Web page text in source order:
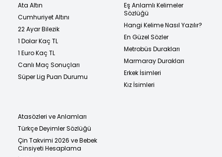
Ata Altın
Cumhuriyet Altını
22 Ayar Bilezik
1 Dolar Kaç TL
1 Euro Kaç TL
Canlı Maç Sonuçları
Süper Lig Puan Durumu
Eş Anlamlı Kelimeler
Sözlüğü
Hangi Kelime Nasıl Yazılır?
En Güzel Sözler
Metrobüs Durakları
Marmaray Durakları
Erkek İsimleri
Kız İsimleri
Atasözleri ve Anlamları
Türkçe Deyimler Sözlüğü
Çin Takvimi 2026 ve Bebek
Cinsiyeti Hesaplama